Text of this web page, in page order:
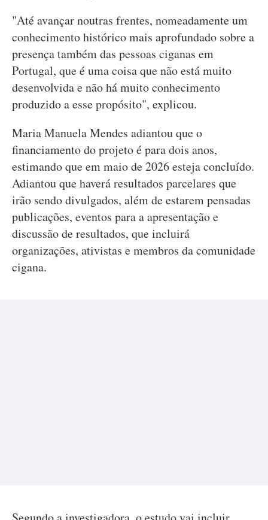
"Até avançar noutras frentes, nomeadamente um
conhecimento histórico mais aprofundado sobre a
presença também das pessoas ciganas em
Portugal, que é uma coisa que não está muito
desenvolvida e não há muito conhecimento
produzido a esse propósito", explicou.
Maria Manuela Mendes adiantou que o
financiamento do projeto é para dois anos,
estimando que em maio de 2026 esteja concluído.
Adiantou que haverá resultados parcelares que
irão sendo divulgados, além de estarem pensadas
publicações, eventos para a apresentação e
discussão de resultados, que incluirá
organizações, ativistas e membros da comunidade
cigana.